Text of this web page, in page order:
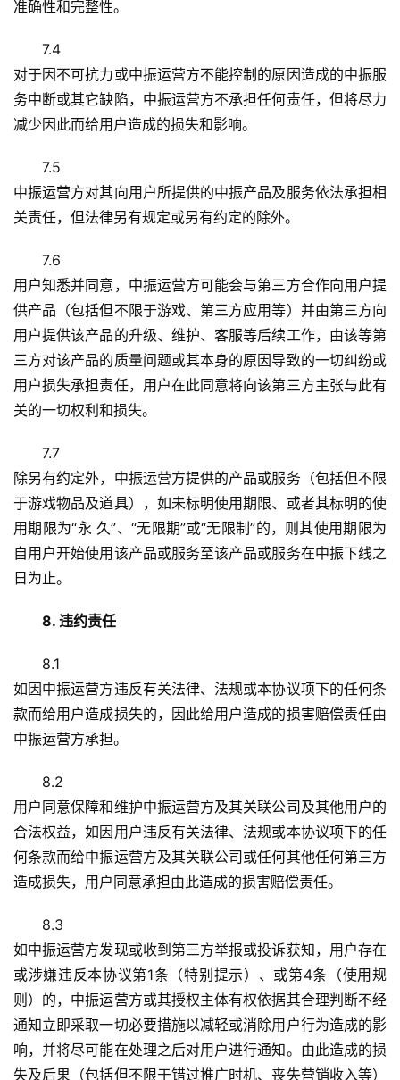
准确性和完整性。
7.4
对于因不可抗力或中振运营方不能控制的原因造成的中振服
务中断或其它缺陷，中振运营方不承担任何责任，但将尽力
减少因此而给用户造成的损失和影响。
7.5
中振运营方对其向用户所提供的中振产品及服务依法承担相
关责任，但法律另有规定或另有约定的除外。
7.6
用户知悉并同意，中振运营方可能会与第三方合作向用户提
供产品（包括但不限于游戏、第三方应用等）并由第三方向
用户提供该产品的升级、维护、客服等后续工作，由该等第
三方对该产品的质量问题或其本身的原因导致的一切纠纷或
用户损失承担责任，用户在此同意将向该第三方主张与此有
关的一切权利和损失。
7.7
除另有约定外，中振运营方提供的产品或服务（包括但不限
于游戏物品及道具），如未标明使用期限、或者其标明的使
用期限为“永 久”、“无限期”或“无限制”的，则其使用期限为
自用户开始使用该产品或服务至该产品或服务在中振下线之
日为止。
8. 违约责任
8.1
如因中振运营方违反有关法律、法规或本协议项下的任何条
款而给用户造成损失的，因此给用户造成的损害赔偿责任由
中振运营方承担。
8.2
用户同意保障和维护中振运营方及其关联公司及其他用户的
合法权益，如因用户违反有关法律、法规或本协议项下的任
何条款而给中振运营方及其关联公司或任何其他任何第三方
造成损失，用户同意承担由此造成的损害赔偿责任。
8.3
如中振运营方发现或收到第三方举报或投诉获知，用户存在
或涉嫌违反本协议第1条（特别提示）、或第4条（使用规
则）的，中振运营方或其授权主体有权依据其合理判断不经
通知立即采取一切必要措施以减轻或消除用户行为造成的影
响，并将尽可能在处理之后对用户进行通知。由此造成的损
失及后果（包括但不限于错过推广时机、丧失营销收入等）